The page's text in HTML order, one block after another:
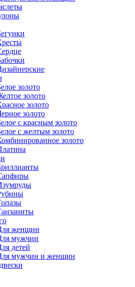
золото
золото
золото
золото
с красным золото
с желтым золото
золото
женщин
мужчин
детей
мужчин и женщин